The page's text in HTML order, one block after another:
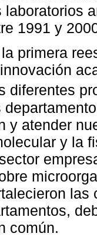
laboratorios
1991 y
primera
diferentes
y atender
y la
las
común.